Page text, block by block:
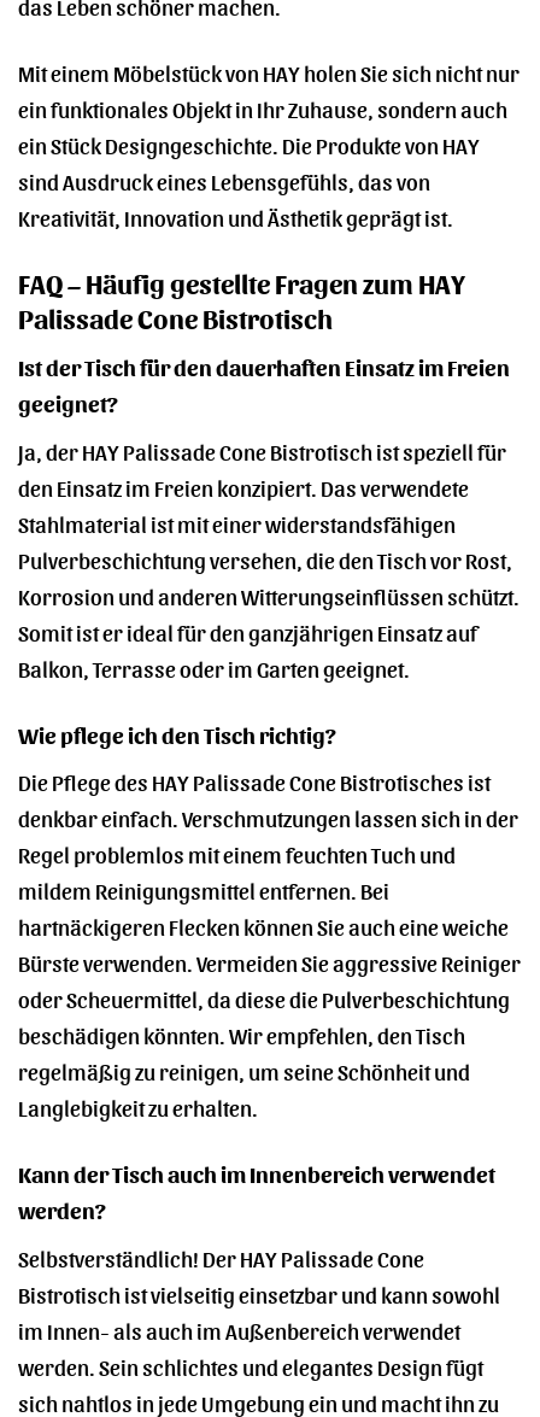
Mit einem Möbelstück von HAY holen Sie sich nicht nur
ein funktionales Objekt in Ihr Zuhause, sondern auch
ein Stück Designgeschichte. Die Produkte von HAY
sind Ausdruck eines Lebensgefühls, das von
Kreativität, Innovation und Ästhetik geprägt ist.
FAQ – Häufig gestellte Fragen zum HAY
Palissade Cone Bistrotisch
Ist der Tisch für den dauerhaften Einsatz im Freien
geeignet?
Ja, der HAY Palissade Cone Bistrotisch ist speziell für
den Einsatz im Freien konzipiert. Das verwendete
Stahlmaterial ist mit einer widerstandsfähigen
Pulverbeschichtung versehen, die den Tisch vor Rost,
Korrosion und anderen Witterungseinflüssen schützt.
Somit ist er ideal für den ganzjährigen Einsatz auf
Balkon, Terrasse oder im Garten geeignet.
Wie pflege ich den Tisch richtig?
Die Pflege des HAY Palissade Cone Bistrotisches ist
denkbar einfach. Verschmutzungen lassen sich in der
Regel problemlos mit einem feuchten Tuch und
mildem Reinigungsmittel entfernen. Bei
hartnäckigeren Flecken können Sie auch eine weiche
Bürste verwenden. Vermeiden Sie aggressive Reiniger
oder Scheuermittel, da diese die Pulverbeschichtung
beschädigen könnten. Wir empfehlen, den Tisch
regelmäßig zu reinigen, um seine Schönheit und
Langlebigkeit zu erhalten.
Kann der Tisch auch im Innenbereich verwendet
werden?
Selbstverständlich! Der HAY Palissade Cone
Bistrotisch ist vielseitig einsetzbar und kann sowohl
im Innen- als auch im Außenbereich verwendet
werden. Sein schlichtes und elegantes Design fügt
sich nahtlos in jede Umgebung ein und macht ihn zu